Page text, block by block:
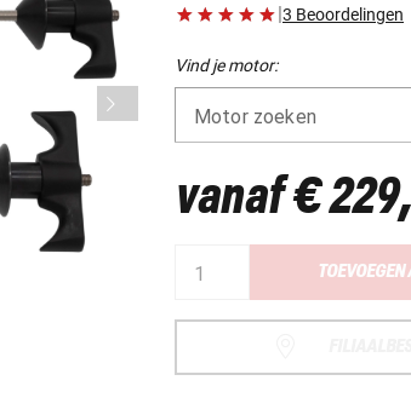
|3 Beoordelingen
Vind je motor:
Motor zoeken
vanaf€